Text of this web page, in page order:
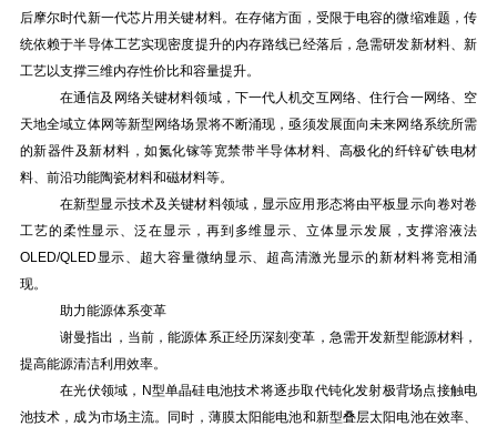
后摩尔时代新一代芯片用关键材料。在存储方面，受限于电容的微缩难题，传
统依赖于半导体工艺实现密度提升的内存路线已经落后，急需研发新材料、新
工艺以支撑三维内存性价比和容量提升。
在通信及网络关键材料领域，下一代人机交互网络、住行合一网络、空
天地全域立体网等新型网络场景将不断涌现，亟须发展面向未来网络系统所需
的新器件及新材料，如氮化镓等宽禁带半导体材料、高极化的纤锌矿铁电材
料、前沿功能陶瓷材料和磁材料等。
在新型显示技术及关键材料领域，显示应用形态将由平板显示向卷对卷
工艺的柔性显示、泛在显示，再到多维显示、立体显示发展，支撑溶液法
OLED/QLED显示、超大容量微纳显示、超高清激光显示的新材料将竞相涌
现。
助力能源体系变革
谢曼指出，当前，能源体系正经历深刻变革，急需开发新型能源材料，
提高能源清洁利用效率。
在光伏领域，N型单晶硅电池技术将逐步取代钝化发射极背场点接触电
池技术，成为市场主流。同时，薄膜太阳能电池和新型叠层太阳电池在效率、